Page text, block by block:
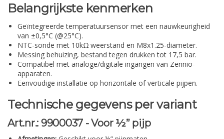
Belangrijkste kenmerken
Geïntegreerde temperatuursensor met een nauwkeurigheid
van ±0,5°C (@25°C).
NTC-sonde met 10kΩ weerstand en M8x1.25-diameter.
Messing behuizing, bestand tegen drukken tot 17,5 bar.
Compatibel met analoge/digitale ingangen van Zennio-
apparaten.
Eenvoudige installatie op horizontale of verticale pijpen.
Technische gegevens per variant
Art.nr.: 9900037 - Voor ½” pijp